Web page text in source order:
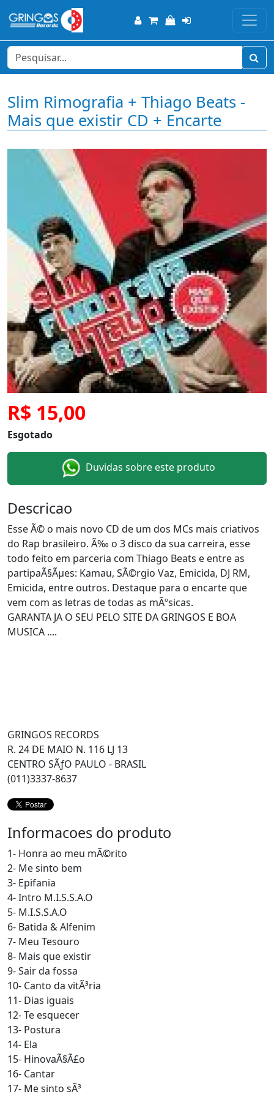
Slim Rimografia + Thiago Beats -
Mais que existir CD + Encarte
R$ 15,00
Esgotado
Duvidas sobre este produto
Descricao
Esse Ã© o mais novo CD de um dos MCs mais criativos
do Rap brasileiro. Ã‰ o 3 disco da sua carreira, esse
todo feito em parceria com Thiago Beats e entre as
partipaÃ§Ãµes: Kamau, SÃ©rgio Vaz, Emicida, DJ RM,
Emicida, entre outros. Destaque para o encarte que
vem com as letras de todas as mÃºsicas.
GARANTA JA O SEU PELO SITE DA GRINGOS E BOA
MUSICA ....
GRINGOS RECORDS
R. 24 DE MAIO N. 116 LJ 13
CENTRO SÃƒO PAULO - BRASIL
(011)3337-8637
Informacoes do produto
1- Honra ao meu mÃ©rito
2- Me sinto bem
3- Epifania
4- Intro M.I.S.S.A.O
5- M.I.S.S.A.O
6- Batida & Alfenim
7- Meu Tesouro
8- Mais que existir
9- Sair da fossa
10- Canto da vitÃ³ria
11- Dias iguais
12- Te esquecer
13- Postura
14- Ela
15- HinovaÃ§Ã£o
16- Cantar
17- Me sinto sÃ³